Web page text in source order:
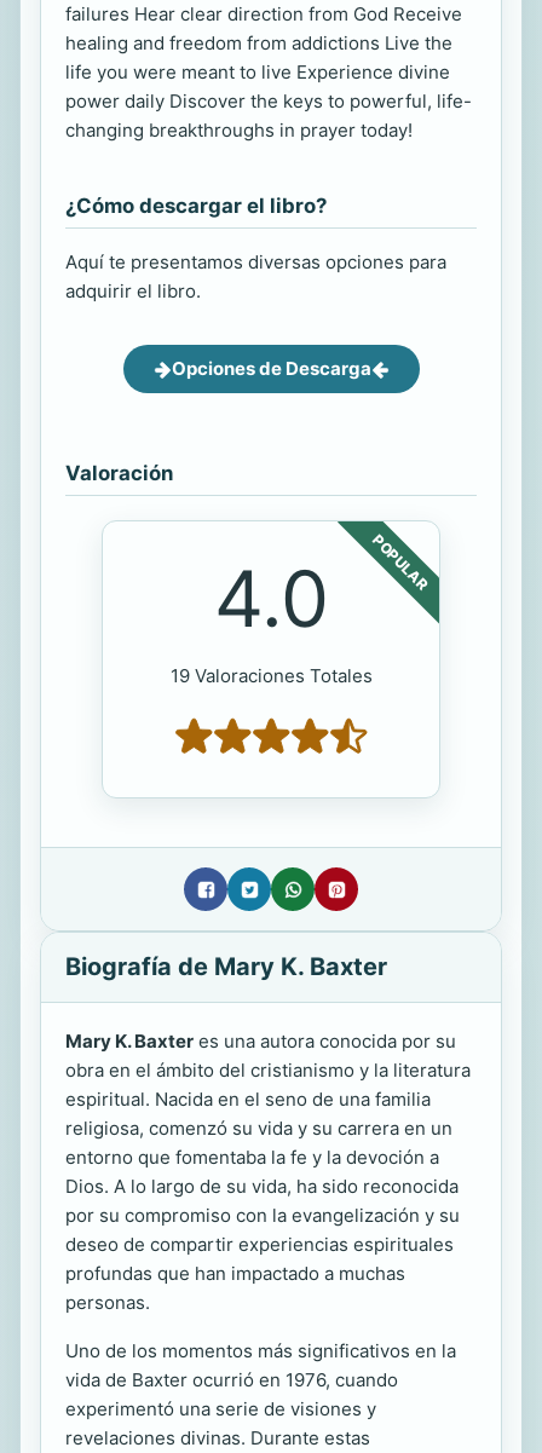
failures Hear clear direction from God Receive
healing and freedom from addictions Live the
life you were meant to live Experience divine
power daily Discover the keys to powerful, life-
changing breakthroughs in prayer today!
¿Cómo descargar el libro?
Aquí te presentamos diversas opciones para
adquirir el libro.
Opciones de Descarga
Valoración
POPULAR
4.0
19 Valoraciones Totales
Biografía de Mary K. Baxter
Mary K. Baxter es una autora conocida por su
obra en el ámbito del cristianismo y la literatura
espiritual. Nacida en el seno de una familia
religiosa, comenzó su vida y su carrera en un
entorno que fomentaba la fe y la devoción a
Dios. A lo largo de su vida, ha sido reconocida
por su compromiso con la evangelización y su
deseo de compartir experiencias espirituales
profundas que han impactado a muchas
personas.
Uno de los momentos más significativos en la
vida de Baxter ocurrió en 1976, cuando
experimentó una serie de visiones y
revelaciones divinas. Durante estas